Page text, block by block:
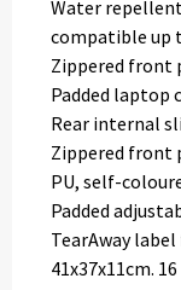
Water
compatible up
Zippered front
Padded laptop
Rear internal
Zippered front
PU, self-
Padded
TearAway
41x37x11cm.